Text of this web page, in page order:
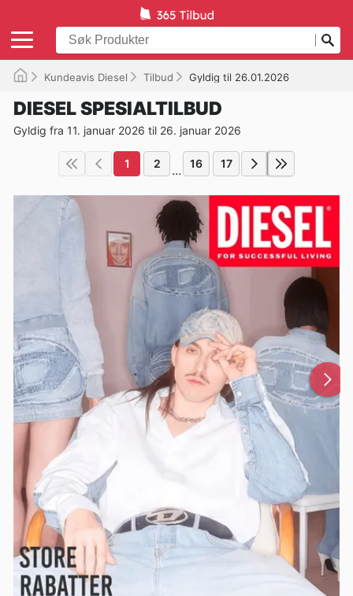
Kundeavis Diesel Tilbud Gyldig til 26.01.2026
DIESEL SPESIALTILBUD
Gyldig fra 11. januar 2026 til 26. januar 2026
1 2 ... 16 17